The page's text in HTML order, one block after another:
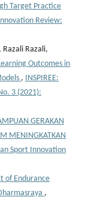
Target Practice
Review:
Razali Razali,
Outcomes in
, INSPIREE:
3 (2021):
GERAKAN
MENINGKATKAN
Sport Innovation
of Endurance
,